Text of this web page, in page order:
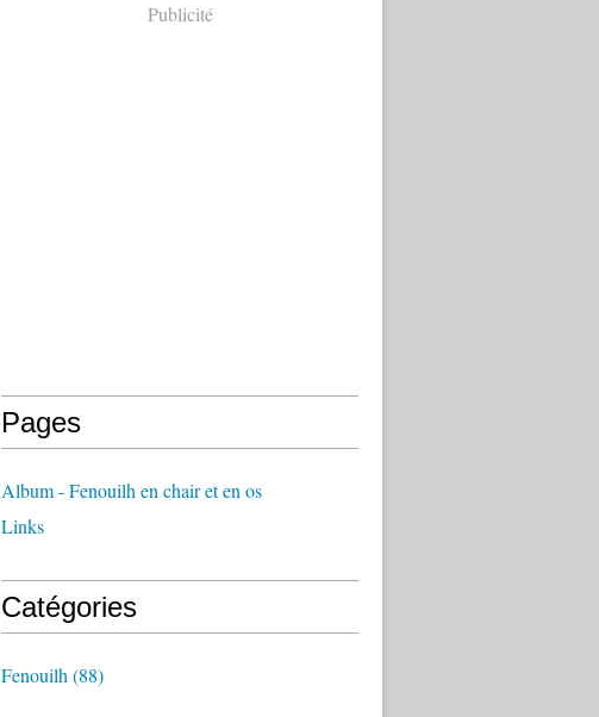
Publicité
Pages
Album - Fenouilh en chair et en os
Links
Catégories
Fenouilh (88)